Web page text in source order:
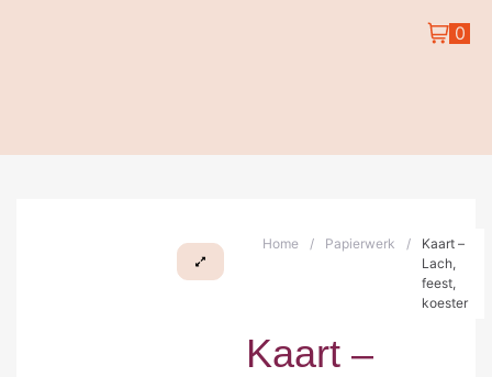
0
Home / Papierwerk /
Kaart –
Lach,
feest,
koester
Kaart –